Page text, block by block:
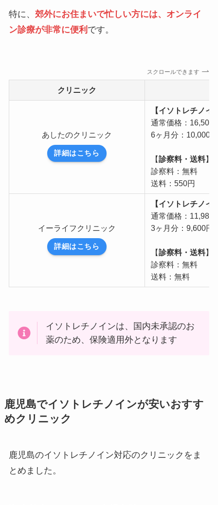
特に、 郊外にお住まいで忙しい方には、オンライ
ン診療が非常に便利 です。
スクロールできます
クリニック
あしたのクリニック
詳細はこちら
【イソトレチノイ
通常価格：16,500
6ヶ月分：10,000
【診察料・送料】
診察料：無料
送料：550円
イーライフクリニック
詳細はこちら
【イソトレチノイ
通常価格：11,980
3ヶ月分：9,600円
【診察料・送料】
診察料：無料
送料：無料
イソトレチノインは、国内未承認のお
薬のため、保険適用外となります
鹿児島でイソトレチノインが安いおすす
めクリニック
鹿児島のイソトレチノイン対応のクリニックをま
とめました。